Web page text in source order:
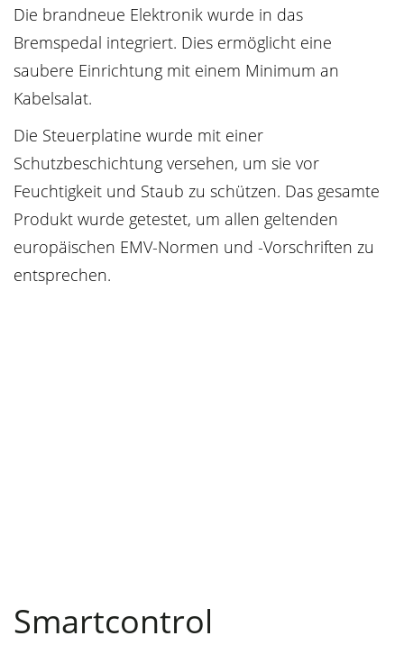
Die brandneue Elektronik wurde in das
Bremspedal integriert. Dies ermöglicht eine
saubere Einrichtung mit einem Minimum an
Kabelsalat.
Die Steuerplatine wurde mit einer
Schutzbeschichtung versehen, um sie vor
Feuchtigkeit und Staub zu schützen. Das gesamte
Produkt wurde getestet, um allen geltenden
europäischen EMV-Normen und -Vorschriften zu
entsprechen.
Smartcontrol